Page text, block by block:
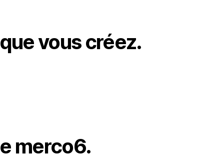
vous créez.
merco6.